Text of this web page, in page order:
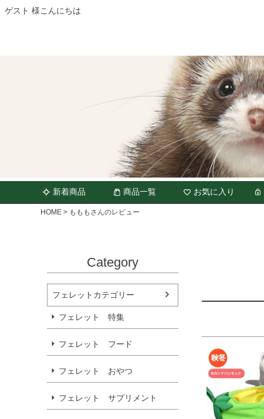
ゲスト 様こんにちは
新着商品 商品一覧 お気に入り
HOME もももさんのレビュー
Category
フェレットカテゴリー
フェレット 特集
フェレット フード
フェレット おやつ
フェレット サプリメント